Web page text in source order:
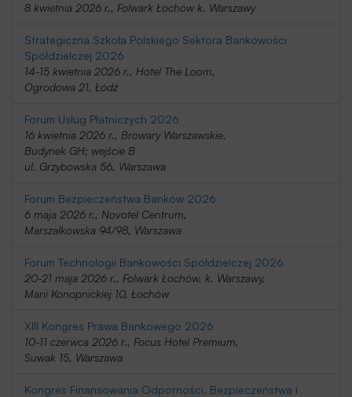
8 kwietnia 2026 r., Folwark Łochów k. Warszawy
Strategiczna Szkoła Polskiego Sektora Bankowości
Spółdzielczej 2026
14-15 kwietnia 2026 r., Hotel The Loom,
Ogrodowa 21, Łódź
Forum Usług Płatniczych 2026
16 kwietnia 2026 r., Browary Warszawskie,
Budynek GH; wejście B
ul. Grzybowska 56, Warszawa
Forum Bezpieczeństwa Banków 2026
6 maja 2026 r., Novotel Centrum,
Marszałkowska 94/98, Warszawa
Forum Technologii Bankowości Spółdzielczej 2026
20-21 maja 2026 r., Folwark Łochów, k. Warszawy,
Marii Konopnickiej 10, Łochów
XIII Kongres Prawa Bankowego 2026
10-11 czerwca 2026 r., Focus Hotel Premium,
Suwak 15, Warszawa
Kongres Finansowania Odporności, Bezpieczeństwa i